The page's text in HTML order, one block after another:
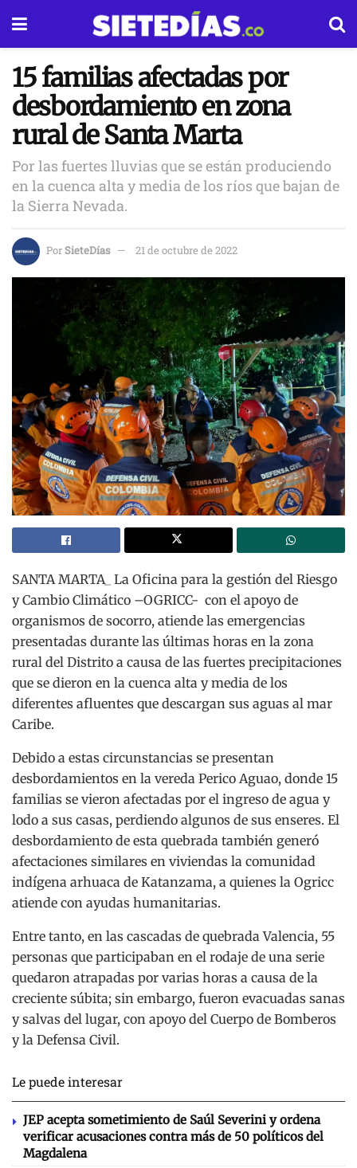
15 familias afectadas por
desbordamiento en zona
rural de Santa Marta
Por las fuertes lluvias que se están produciendo
en la cuenca alta y media de los ríos que bajan de
la Sierra Nevada.
PorSieteDías 21 de octubre de 2022
SANTA MARTA_ La Oficina para la gestión del Riesgo
y Cambio Climático –OGRICC- con el apoyo de
organismos de socorro, atiende las emergencias
presentadas durante las últimas horas en la zona
rural del Distrito a causa de las fuertes precipitaciones
que se dieron en la cuenca alta y media de los
diferentes afluentes que descargan sus aguas al mar
Caribe.
Debido a estas circunstancias se presentan
desbordamientos en la vereda Perico Aguao, donde 15
familias se vieron afectadas por el ingreso de agua y
lodo a sus casas, perdiendo algunos de sus enseres. El
desbordamiento de esta quebrada también generó
afectaciones similares en viviendas la comunidad
indígena arhuaca de Katanzama, a quienes la Ogricc
atiende con ayudas humanitarias.
Entre tanto, en las cascadas de quebrada Valencia, 55
personas que participaban en el rodaje de una serie
quedaron atrapadas por varias horas a causa de la
creciente súbita; sin embargo, fueron evacuadas sanas
y salvas del lugar, con apoyo del Cuerpo de Bomberos
y la Defensa Civil.
Le puede interesar
JEP acepta sometimiento de Saúl Severini y ordena
verificar acusaciones contra más de 50 políticos del
Magdalena